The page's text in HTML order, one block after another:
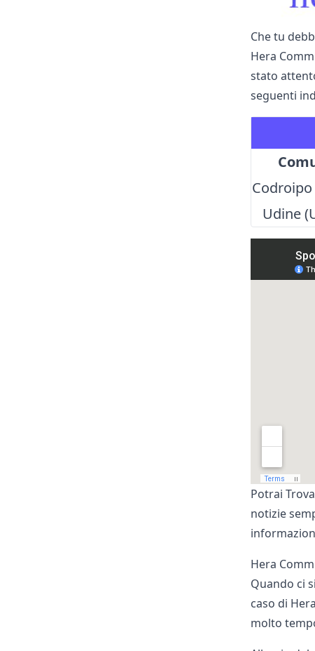
Che tu
Hera
stato
seguenti
Udine
Potrai
notizie
Hera
Quando ci
caso di
molto